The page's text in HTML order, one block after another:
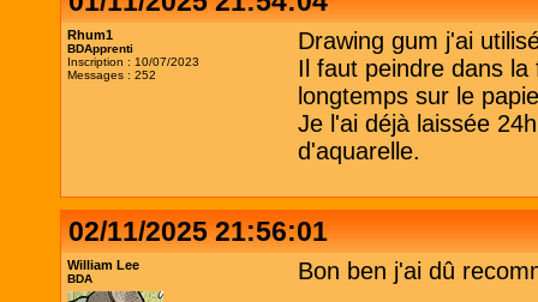
Rhum1
BDApprenti
Inscription : 10/07/2023
Messages : 252
Drawing gum j'ai
Il faut peindre dans
longtemps sur le
Je l'ai déjà laissée
d'aquarelle.
02/11/2025 21:56:01
William Lee
BDA
Bon ben j'ai dû